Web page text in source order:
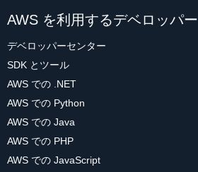
AWS を利用するデベロッパー
デベロッパーセンター
SDK とツール
AWS での .NET
AWS での Python
AWS での Java
AWS での PHP
AWS での JavaScript